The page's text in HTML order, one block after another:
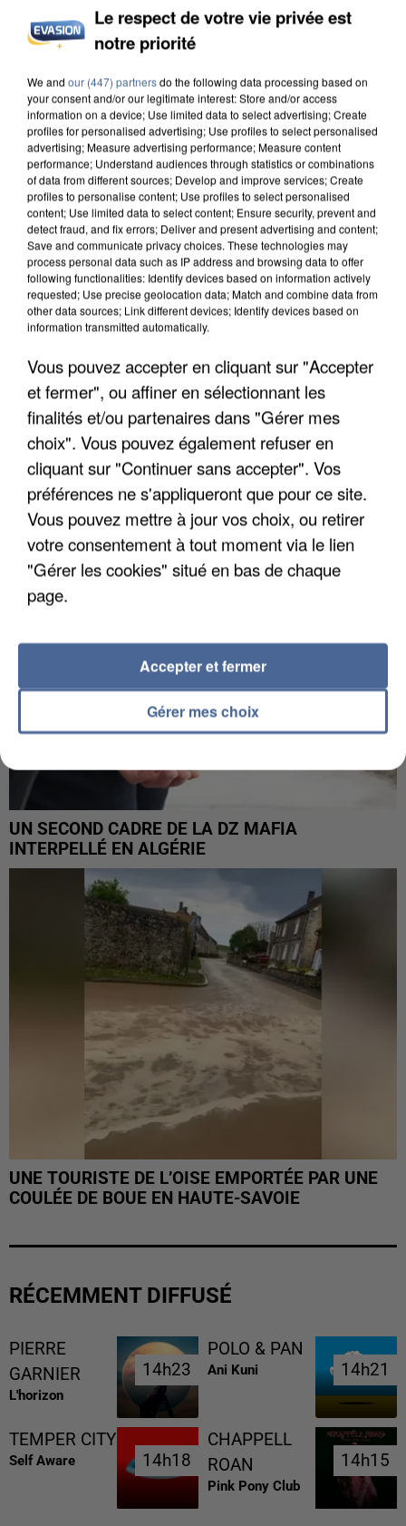
IL TUE SON FILS ET ENVOIE DES PHOTOS À SON
EX-COMPAGNE À NICE
L’UN DES FONDATEURS SUPPOSÉS DE LA DZ
MAFIA INTERPELLÉ EN ALGÉRIE
UN SECOND CADRE DE LA DZ MAFIA
INTERPELLÉ EN ALGÉRIE
UNE TOURISTE DE L’OISE EMPORTÉE PAR UNE
COULÉE DE BOUE EN HAUTE-SAVOIE
RÉCEMMENT DIFFUSÉ
PIERRE
GARNIER
L'horizon
14h23
14h23
POLO & PAN
Ani Kuni 14h21
14h21
TEMPER CITY
Self Aware 14h18
14h18
CHAPPELL
ROAN
Pink Pony Club
14h15
14h15
Le respect de votre vie privée est
notre priorité
We and our (447) partnersdo the following data processing based on
your consent and/or our legitimate interest: Store and/or access
information on a device; Use limited data to select advertising; Create
profiles for personalised advertising; Use profiles to select personalised
advertising; Measure advertising performance; Measure content
performance; Understand audiences through statistics or combinations
of data from different sources; Develop and improve services; Create
profiles to personalise content; Use profiles to select personalised
content; Use limited data to select content; Ensure security, prevent and
detect fraud, and fix errors; Deliver and present advertising and content;
Save and communicate privacy choices. These technologies may
process personal data such as IP address and browsing data to offer
following functionalities: Identify devices based on information actively
requested; Use precise geolocation data; Match and combine data from
other data sources; Link different devices; Identify devices based on
information transmitted automatically.
Vous pouvez accepter en cliquant sur "Accepter
et fermer", ou affiner en sélectionnant les
finalités et/ou partenaires dans "Gérer mes
choix". Vous pouvez également refuser en
cliquant sur "Continuer sans accepter". Vos
préférences ne s'appliqueront que pour ce site.
Vous pouvez mettre à jour vos choix, ou retirer
votre consentement à tout moment via le lien
"Gérer les cookies" situé en bas de chaque
page.
Gérer mes choix
Accepter et fermer